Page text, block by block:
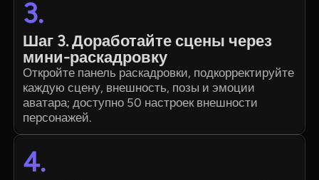
3.
Шаг 3. Доработайте сцены через
мини-раскадровку
Откройте панель раскадровки, подкорректируйте
каждую сцену, внешность, позы и эмоции
аватара; доступно 50 настроек внешности
персонажей.
4.